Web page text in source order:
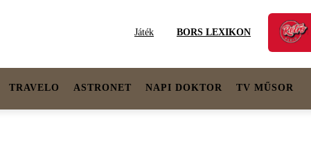
Játék BORS LEXIKON
TRAVELO ASTRONET NAPI DOKTOR TV MŰSOR